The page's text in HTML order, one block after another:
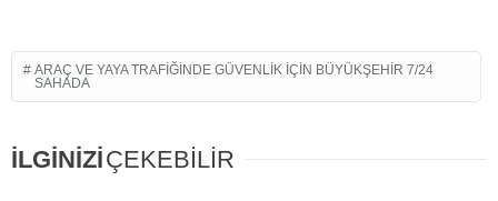
ARAÇ VE YAYA TRAFIĞINDE GÜVENLIK İÇIN BÜYÜKŞEHIR 7/24
SAHADA
İLGİNİZİÇEKEBİLİR